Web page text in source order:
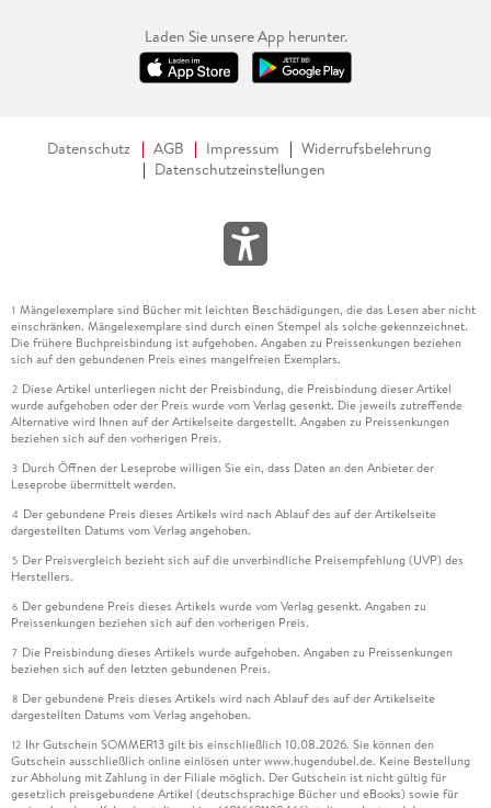
Laden Sie unsere App herunter.
Datenschutz AGB Impressum
Widerrufsbelehrung
Datenschutzeinstellungen
1 Mängelexemplare sind Bücher mit leichten Beschädigungen, die das Lesen aber nicht
einschränken. Mängelexemplare sind durch einen Stempel als solche gekennzeichnet.
Die frühere Buchpreisbindung ist aufgehoben. Angaben zu Preissenkungen beziehen
sich auf den gebundenen Preis eines mangelfreien Exemplars.
2 Diese Artikel unterliegen nicht der Preisbindung, die Preisbindung dieser Artikel
wurde aufgehoben oder der Preis wurde vom Verlag gesenkt. Die jeweils zutreffende
Alternative wird Ihnen auf der Artikelseite dargestellt. Angaben zu Preissenkungen
beziehen sich auf den vorherigen Preis.
3 Durch Öffnen der Leseprobe willigen Sie ein, dass Daten an den Anbieter der
Leseprobe übermittelt werden.
4 Der gebundene Preis dieses Artikels wird nach Ablauf des auf der Artikelseite
dargestellten Datums vom Verlag angehoben.
5 Der Preisvergleich bezieht sich auf die unverbindliche Preisempfehlung (UVP) des
Herstellers.
6 Der gebundene Preis dieses Artikels wurde vom Verlag gesenkt. Angaben zu
Preissenkungen beziehen sich auf den vorherigen Preis.
7 Die Preisbindung dieses Artikels wurde aufgehoben. Angaben zu Preissenkungen
beziehen sich auf den letzten gebundenen Preis.
8 Der gebundene Preis dieses Artikels wird nach Ablauf des auf der Artikelseite
dargestellten Datums vom Verlag angehoben.
12 Ihr Gutschein SOMMER13 gilt bis einschließlich 10.08.2026. Sie können den
Gutschein ausschließlich online einlösen unter www.hugendubel.de. Keine Bestellung
zur Abholung mit Zahlung in der Filiale möglich. Der Gutschein ist nicht gültig für
gesetzlich preisgebundene Artikel (deutschsprachige Bücher und eBooks) sowie für